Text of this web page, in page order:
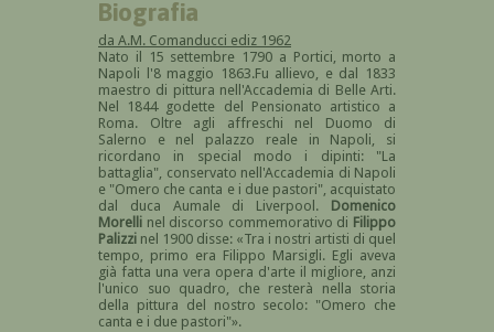
Biografia
da A.M. Comanducci ediz 1962
Nato il 15 settembre 1790 a Portici, morto a
Napoli l'8 maggio 1863.Fu allievo, e dal 1833
maestro di pittura nell'Accademia di Belle Arti.
Nel 1844 godette del Pensionato artistico a
Roma. Oltre agli affreschi nel Duomo di
Salerno e nel palazzo reale in Napoli, si
ricordano in special modo i dipinti: "La
battaglia", conservato nell'Accademia di Napoli
e "Omero che canta e i due pastori", acquistato
dal duca Aumale di Liverpool. Domenico
Morelli nel discorso commemorativo di Filippo
Palizzi nel 1900 disse: «Tra i nostri artisti di quel
tempo, primo era Filippo Marsigli. Egli aveva
già fatta una vera opera d'arte il migliore, anzi
l'unico suo quadro, che resterà nella storia
della pittura del nostro secolo: "Omero che
canta e i due pastori"».